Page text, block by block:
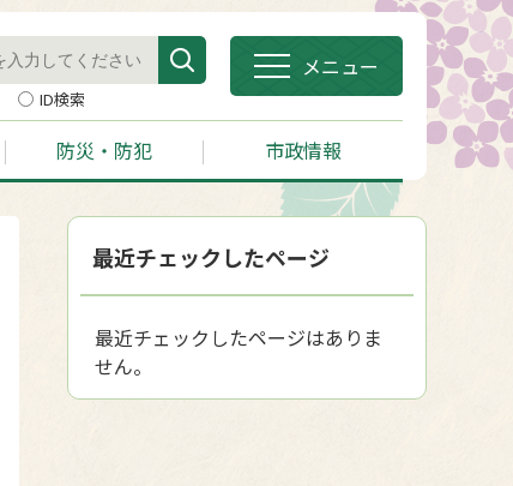
ID検索
メニュー
防災・防犯 市政情報
最近チェックしたページ
最近チェックしたページはありま
せん。